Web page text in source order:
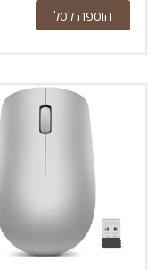
הוספה לסל